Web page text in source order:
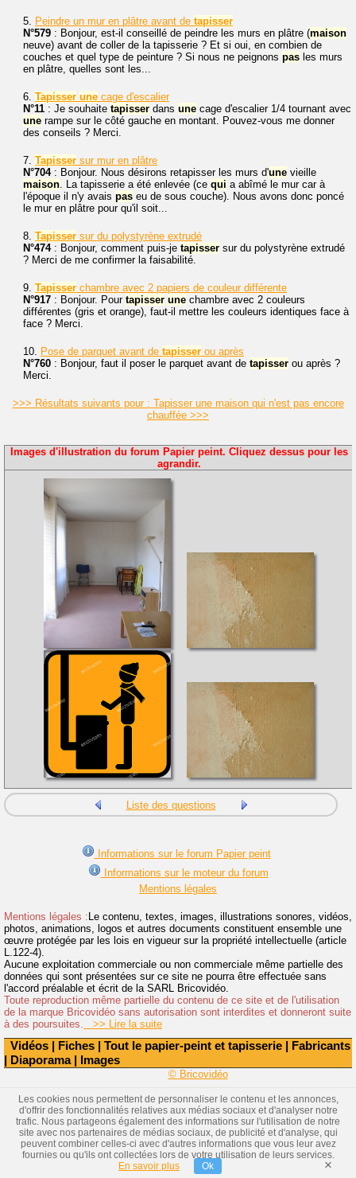
Vidéos | Fiches | Tout le papier-peint et tapisserie | Fabricants
| Diaporama| Images
5. Peindre un mur en plâtre avant de tapisser
N°579 : Bonjour, est-il conseillé de peindre les murs en plâtre (maison
neuve) avant de coller de la tapisserie ? Et si oui, en combien de
couches et quel type de peinture ? Si nous ne peignons pas les murs
en plâtre, quelles sont les...
6. Tapisser une cage d'escalier
N°11 : Je souhaite tapisser dans une cage d'escalier 1/4 tournant avec
une rampe sur le côté gauche en montant. Pouvez-vous me donner
des conseils ? Merci.
7. Tapisser sur mur en plâtre
N°704: Bonjour. Nous désirons retapisser les murs d'une vieille
maison. La tapisserie a été enlevée (ce qui a abîmé le mur car à
l'époque il n'y avais pas eu de sous couche). Nous avons donc poncé
le mur en plâtre pour qu'il soit...
8. Tapisser sur du polystyrène extrudé
N°474: Bonjour, comment puis-je tapisser sur du polystyrène extrudé
? Merci de me confirmer la faisabilité.
9. Tapisser chambre avec 2 papiers de couleur différente
N°917 : Bonjour. Pour tapisser une chambre avec 2 couleurs
différentes (gris et orange), faut-il mettre les couleurs identiques face à
face ? Merci.
10. Pose de parquet avant de tapisser ou après
N°760 : Bonjour, faut il poser le parquet avant de tapisser ou après ?
Merci.
>>> Résultats suivants pour : Tapisser une maison qui n'est pas encore
chauffée >>>
Images d'illustration du forum Papier peint. Cliquez dessus pour les
agrandir.
Liste des questions
Informations sur le forum Papier peint
Informations sur le moteur du forum
Mentions légales
Mentions légales : Le contenu, textes, images, illustrations sonores, vidéos,
photos, animations, logos et autres documents constituent ensemble une
œuvre protégée par les lois en vigueur sur la propriété intellectuelle (article
L.122-4).
Aucune exploitation commerciale ou non commerciale même partielle des
données qui sont présentées sur ce site ne pourra être effectuée sans
l'accord préalable et écrit de la SARL Bricovidéo.
Toute reproduction même partielle du contenu de ce site et de l'utilisation
de la marque Bricovidéo sans autorisation sont interdites et donneront suite
à des poursuites. >> Lire la suite
© Bricovidéo
Les cookies nous permettent de personnaliser le contenu et les annonces,
d'offrir des fonctionnalités relatives aux médias sociaux et d'analyser notre
trafic. Nous partageons également des informations sur l'utilisation de notre
site avec nos partenaires de médias sociaux, de publicité et d'analyse, qui
peuvent combiner celles-ci avec d'autres informations que vous leur avez
fournies ou qu'ils ont collectées lors de votre utilisation de leurs services.
En savoir plus
Ok ×